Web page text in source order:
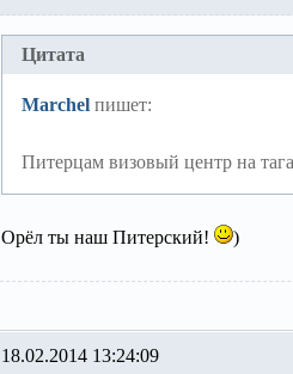
Цитата
Marchel пишет:
Питерцам визовый центр на
Орёл ты наш Питерский! )
18.02.2014 13:24:09